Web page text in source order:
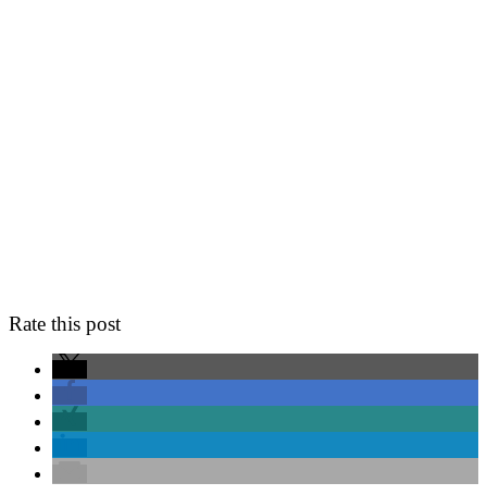
Rate this post